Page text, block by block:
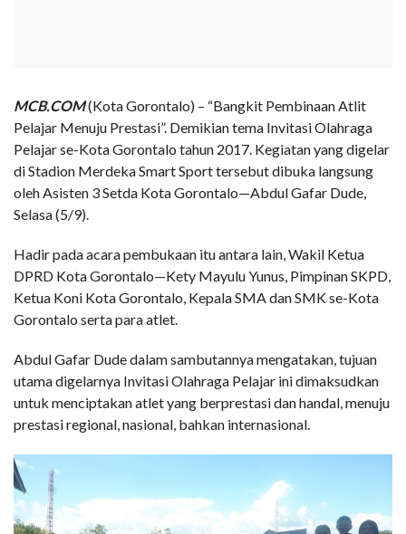
MCB.COM(Kota Gorontalo) – “Bangkit Pembinaan Atlit
Pelajar Menuju Prestasi”. Demikian tema Invitasi Olahraga
Pelajar se-Kota Gorontalo tahun 2017. Kegiatan yang digelar
di Stadion Merdeka Smart Sport tersebut dibuka langsung
oleh Asisten 3 Setda Kota Gorontalo—Abdul Gafar Dude,
Selasa (5/9).
Hadir pada acara pembukaan itu antara lain, Wakil Ketua
DPRD Kota Gorontalo—Kety Mayulu Yunus, Pimpinan SKPD,
Ketua Koni Kota Gorontalo, Kepala SMA dan SMK se-Kota
Gorontalo serta para atlet.
Abdul Gafar Dude dalam sambutannya mengatakan, tujuan
utama digelarnya Invitasi Olahraga Pelajar ini dimaksudkan
untuk menciptakan atlet yang berprestasi dan handal, menuju
prestasi regional, nasional, bahkan internasional.